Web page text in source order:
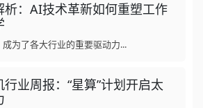
析：AI技术革新如何重塑工作
为了各大行业的重要驱动力...
行业周报：“星算”计划开启太